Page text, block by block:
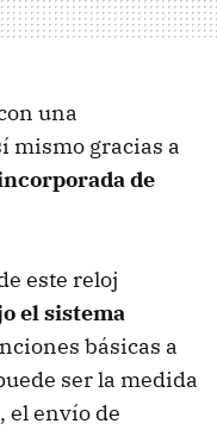
una
mismo gracias a
de
este reloj
el sistema
básicas a
ser la medida
el envío de